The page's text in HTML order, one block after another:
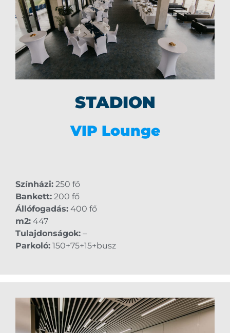
STADION
VIP Lounge
Színházi: 250 fő
Bankett: 200 fő
Állófogadás: 400 fő
m2: 447
Tulajdonságok: –
Parkoló: 150+75+15+busz